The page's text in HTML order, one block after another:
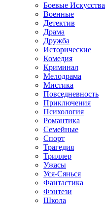
Боевые Искусства
Военные
Детектив
Драма
Дружба
Исторические
Комедия
Криминал
Мелодрама
Мистика
Повседневность
Приключения
Психология
Романтика
Семейные
Спорт
Трагедия
Триллер
Ужасы
Уся-Сянься
Фантастика
Фэнтези
Школа